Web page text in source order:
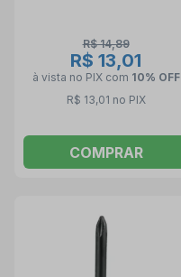
R$ 14,89
R$ 13,01
à vista no PIX com 10% OFF
R$ 13,01 no PIX
COMPRAR